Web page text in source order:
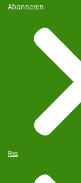
Abonneren
Rss